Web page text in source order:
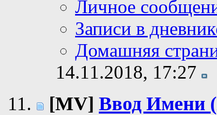
Личное
Записи в
Домашняя
14.11.2018, 17:27
[MV] Ввод Имени